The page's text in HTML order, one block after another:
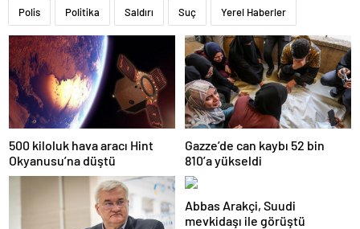
Polis Politika Saldırı Suç Yerel Haberler
500 kiloluk hava aracı Hint
Okyanusu’na düştü
Gazze’de can kaybı 52 bin
810’a yükseldi
Abbas Arakçi, Suudi
mevkidaşı ile görüştü